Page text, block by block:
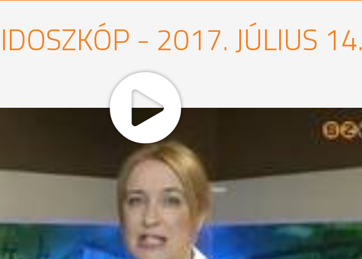
- 2017. JÚLIUS 14.